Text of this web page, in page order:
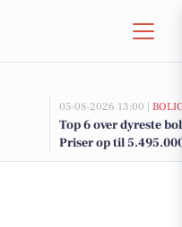
05-08-2026 13:00 |
Top 6 over dyreste
Priser op til